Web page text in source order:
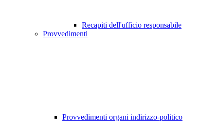
Recapiti dell'ufficio responsabile
Provvedimenti
Provvedimenti organi indirizzo-politico